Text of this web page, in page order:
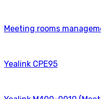
Meeting rooms
Yealink CPE95